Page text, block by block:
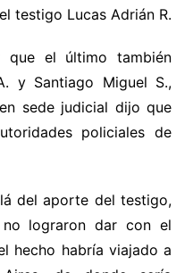
testigo Lucas Adrián R.
que el último también
y Santiago Miguel S.,
sede judicial dijo que
policiales de
del aporte del testigo,
no lograron dar con el
hecho habría viajado a